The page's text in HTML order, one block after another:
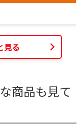
見る
商品も見て